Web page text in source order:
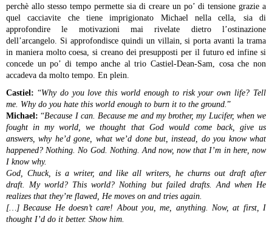
perchè allo stesso tempo permette sia di creare un po’ di tensione grazie a
quel cacciavite che tiene imprigionato Michael nella cella, sia di
approfondire le motivazioni mai rivelate dietro l’ostinazione
dell’arcangelo.
Si approfondisce quindi un villain, si porta avanti la trama
in maniera molto coesa, si creano dei presupposti per il futuro ed infine si
concede un po’ di tempo anche al trio Castiel-Dean-Sam, cosa che non
accadeva da molto tempo. En plein.
Castiel: “Why do you love this world enough to risk your own life? Tell
me. Why do you hate this world enough to burn it to the ground. ”
Michael: “Because I can. Because me and my brother, my Lucifer, when we
fought in my world, we thought that God would come back, give us
answers, why he’d gone, what we’d done but, instead, do you know what
happened? Nothing. No God. Nothing. And now, now that I’m in here, now
I know why.
God, Chuck, is a writer, and like all writers, he churns out draft after
draft. My world? This world? Nothing but failed drafts. And when He
realizes that they’re flawed, He moves on and tries again.
[…] Because He doesn’t care! About you, me, anything. Now, at first, I
thought I’d do it better. Show him.